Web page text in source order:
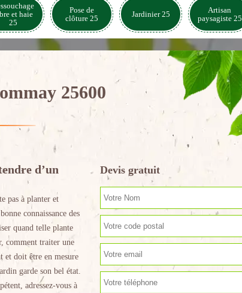
et haie
25
Pose de
clôture 25
Jardinier 25
Artisan
paysagiste 25
25600
d’un
pas à planter et
connaissance des
quand telle plante
comment traiter une
et doit être en mesure
garde son bel état.
adressez-vous à
Devis gratuit